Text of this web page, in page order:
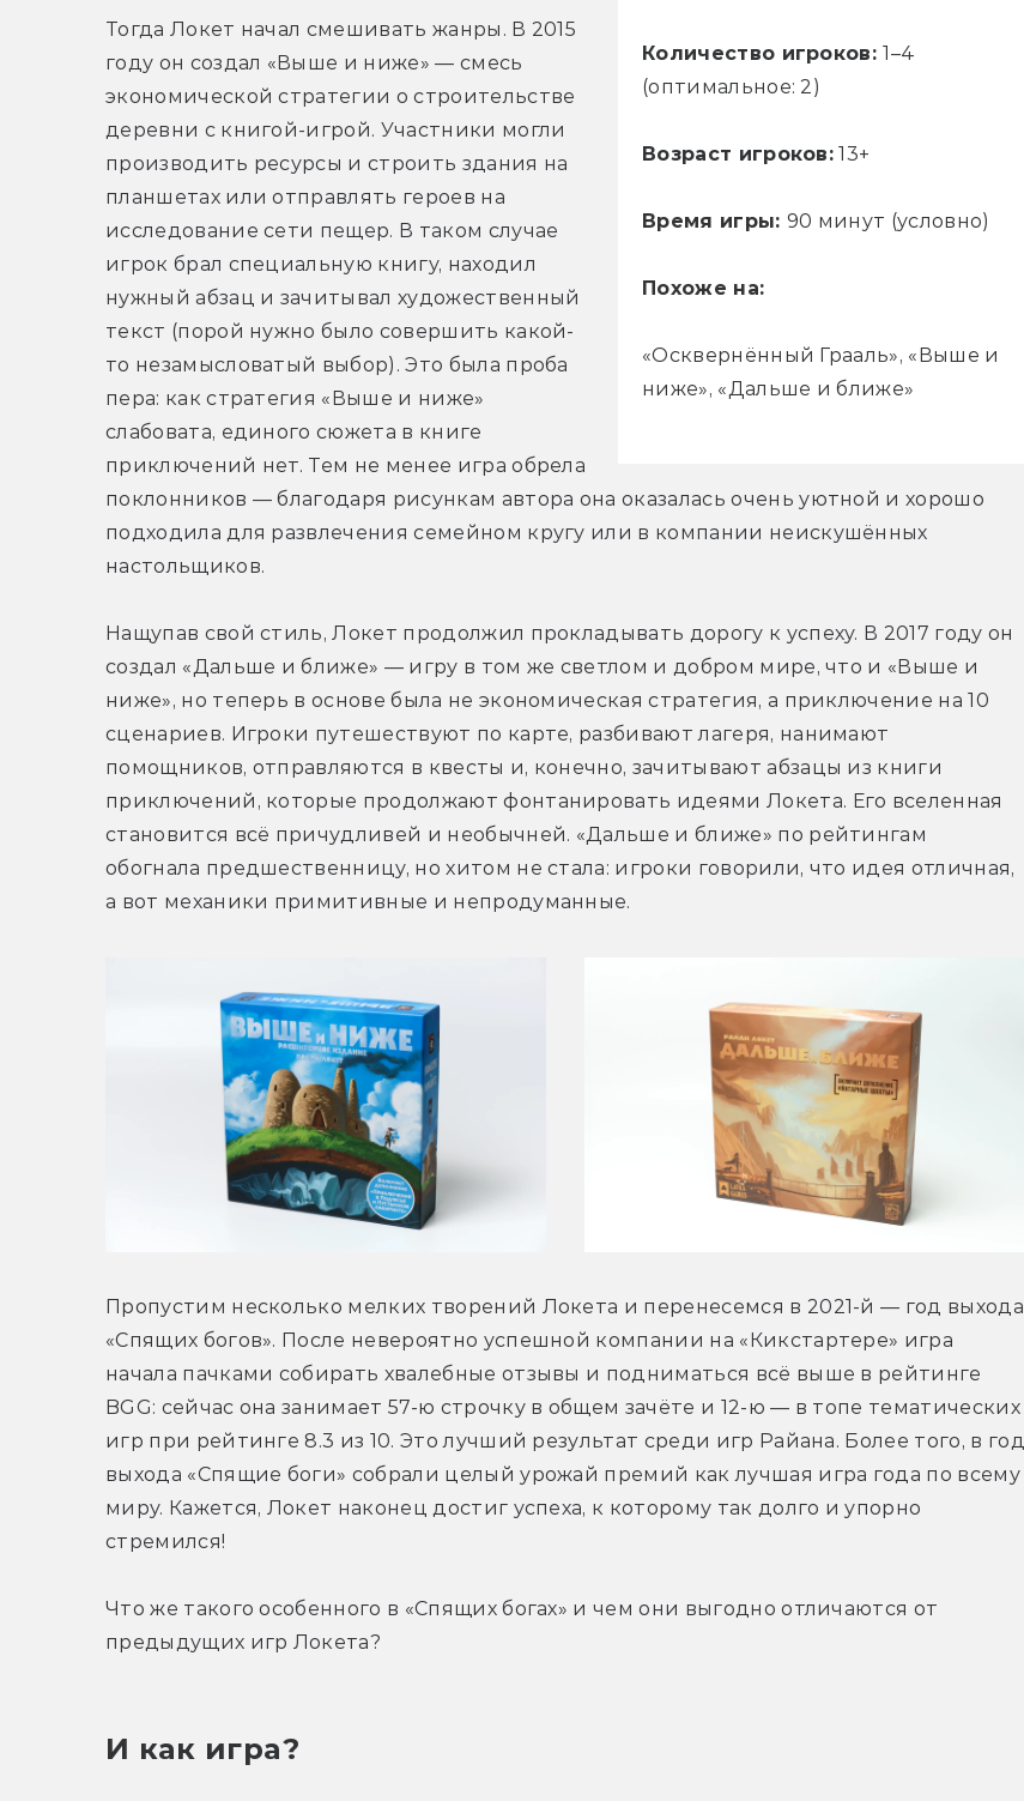
Количество игроков:1–4
(оптимальное: 2)
Возраст игроков: 13+
Время игры: 90 минут (условно)
Похоже на:
«Осквернённый Грааль», «Выше и
ниже», «Дальше и ближе»
Тогда Локет начал смешивать жанры. В 2015
году он создал «Выше и ниже» — смесь
экономической стратегии о строительстве
деревни с книгой-игрой. Участники могли
производить ресурсы и строить здания на
планшетах или отправлять героев на
исследование сети пещер. В таком случае
игрок брал специальную книгу, находил
нужный абзац и зачитывал художественный
текст (порой нужно было совершить какой-
то незамысловатый выбор). Это была проба
пера: как стратегия «Выше и ниже»
слабовата, единого сюжета в книге
приключений нет. Тем не менее игра обрела
поклонников — благодаря рисункам автора она оказалась очень уютной и хорошо
подходила для развлечения семейном кругу или в компании неискушённых
настольщиков.
Нащупав свой стиль, Локет продолжил прокладывать дорогу к успеху. В 2017 году он
создал «Дальше и ближе» — игру в том же светлом и добром мире, что и «Выше и
ниже», но теперь в основе была не экономическая стратегия, а приключение на 10
сценариев. Игроки путешествуют по карте, разбивают лагеря, нанимают
помощников, отправляются в квесты и, конечно, зачитывают абзацы из книги
приключений, которые продолжают фонтанировать идеями Локета. Его вселенная
становится всё причудливей и необычней. «Дальше и ближе» по рейтингам
обогнала предшественницу, но хитом не стала: игроки говорили, что идея отличная,
а вот механики примитивные и непродуманные.
Пропустим несколько мелких творений Локета и перенесемся в 2021-й — год выхода
«Спящих богов». После невероятно успешной компании на «Кикстартере» игра
начала пачками собирать хвалебные отзывы и подниматься всё выше в рейтинге
BGG: сейчас она занимает 57-ю строчку в общем зачёте и 12-ю — в топе тематических
игр при рейтинге 8.3 из 10. Это лучший результат среди игр Райана. Более того, в год
выхода «Спящие боги» собрали целый урожай премий как лучшая игра года по всему
миру. Кажется, Локет наконец достиг успеха, к которому так долго и упорно
стремился!
Что же такого особенного в «Спящих богах» и чем они выгодно отличаются от
предыдущих игр Локета?
И как игра?